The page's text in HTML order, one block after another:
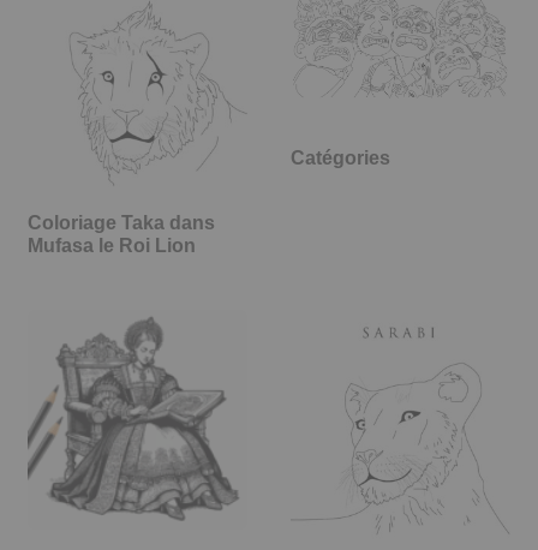
Coloriage Taka dans
Mufasa le Roi Lion
Catégories